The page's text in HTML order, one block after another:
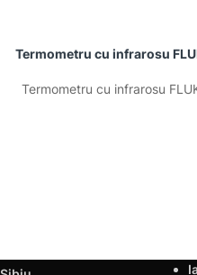
Termometru cu infrarosu
Termometru cu infrarosu